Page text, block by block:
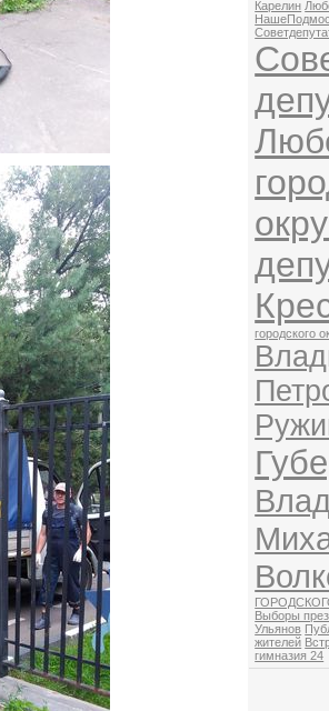
Карелин
городского
Выборы
Ульянов
жителей
гимназия 24